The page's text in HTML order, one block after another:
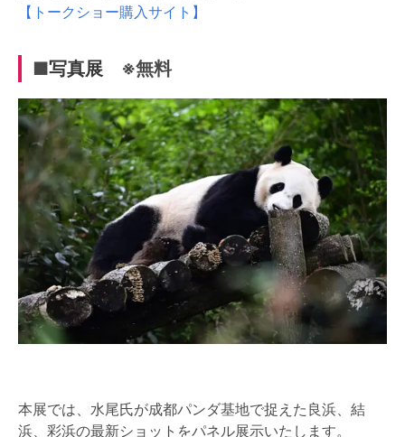
【トークショー購入サイト】
■写真展 ※無料
本展では、水尾氏が成都パンダ基地で捉えた良浜、結
浜、彩浜の最新ショットをパネル展示いたします。